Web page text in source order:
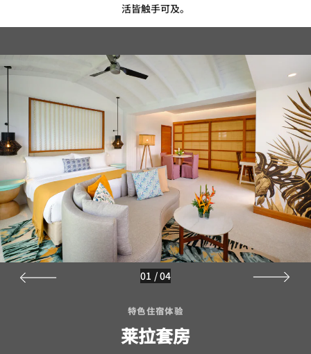
活皆触手可及。
特色住宿体验
莱拉套房
01 /04